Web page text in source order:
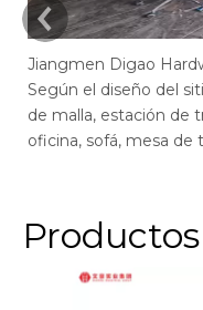
Según el diseño del
de malla, estación de
oficina, sofá, mesa de
recepción.